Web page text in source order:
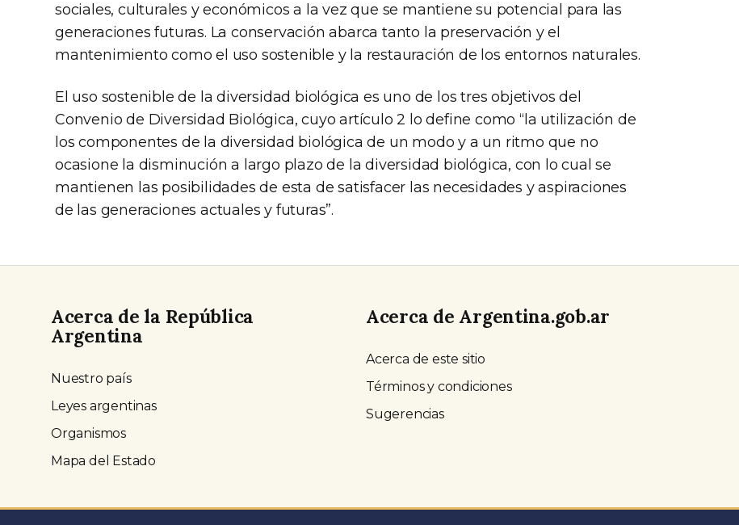
sociales, culturales y económicos a la vez que se mantiene su potencial para las
generaciones futuras. La conservación abarca tanto la preservación y el
mantenimiento como el uso sostenible y la restauración de los entornos naturales.
El uso sostenible de la diversidad biológica es uno de los tres objetivos del
Convenio de Diversidad Biológica, cuyo artículo 2 lo define como “la utilización de
los componentes de la diversidad biológica de un modo y a un ritmo que no
ocasione la disminución a largo plazo de la diversidad biológica, con lo cual se
mantienen las posibilidades de esta de satisfacer las necesidades y aspiraciones
de las generaciones actuales y futuras”.
Acerca de la República
Argentina
Nuestro país
Leyes argentinas
Organismos
Mapa del Estado
Acerca de Argentina.gob.ar
Acerca de este sitio
Términos y condiciones
Sugerencias